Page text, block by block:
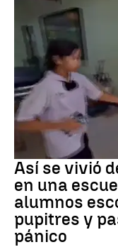
Así se vivió
en una
alumnos
pupitres y
pánico